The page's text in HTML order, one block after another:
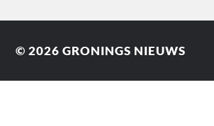
© 2026GRONINGS NIEUWS